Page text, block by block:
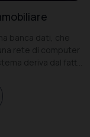
banca dati, che
rete di computer
deriva dal fatto